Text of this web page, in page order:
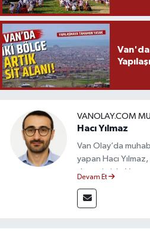
Van'da
VANOLAY.COM
Hacı Yılmaz
Van Olay’da
yapan Hacı
deneyimiyle Van
takip etmektedir.
Yılmaz,
Devam Et